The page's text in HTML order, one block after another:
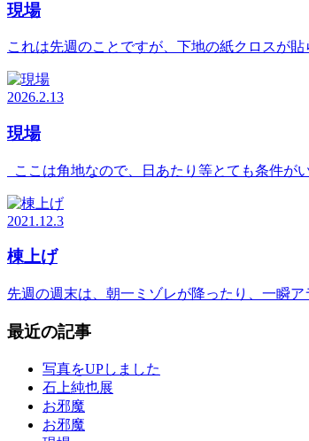
現場
これは先週のことですが、下地の紙クロスが
2026.2.13
現場
ここは角地なので、日あたり等とても条件
2021.12.3
棟上げ
先週の週末は、朝一ミゾレが降ったり、一瞬
最近の記事
写真をUPしました
石上純也展
お邪魔
お邪魔